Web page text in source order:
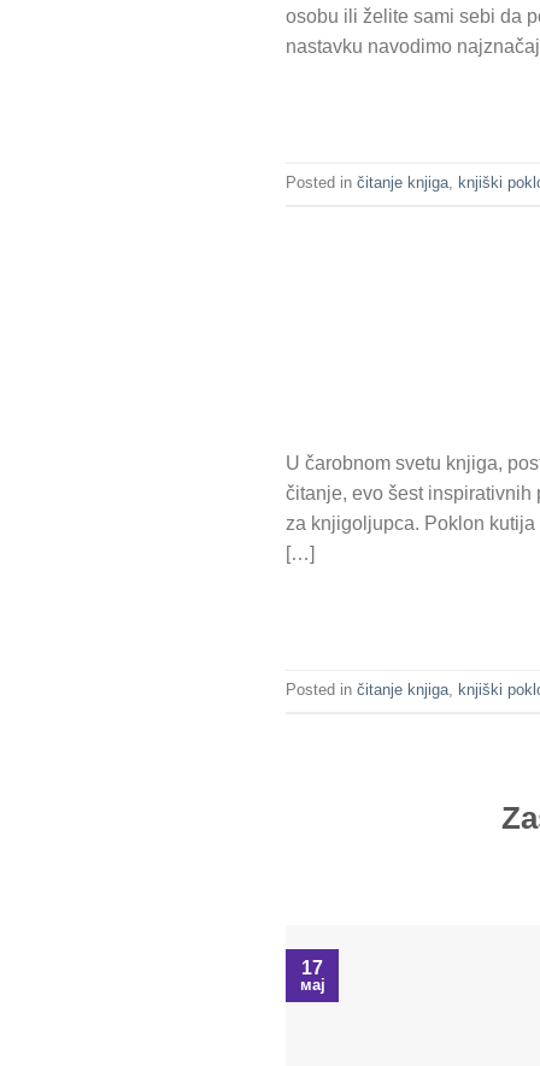
osobu ili želite sami sebi da
nastavku navodimo
Posted in čitanje knjiga, knjiški
U čarobnom svetu knjiga,
čitanje, evo šest
za knjigoljupca. Poklon
[…]
Posted in čitanje knjiga, knjiški
17
мај